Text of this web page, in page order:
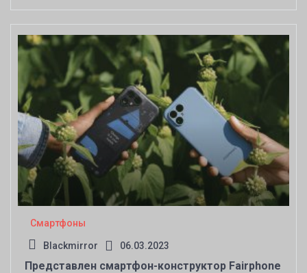
Смартфоны
Blackmirror 06.03.2023
Представлен смартфон-конструктор Fairphone